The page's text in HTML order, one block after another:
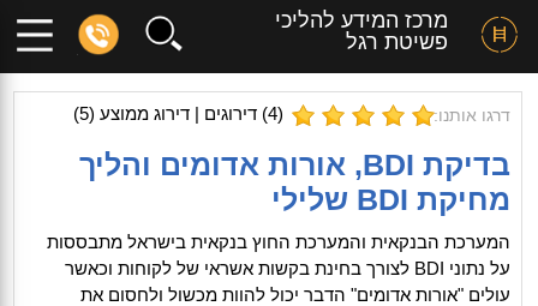
מרכז המידע להליכי
פשיטת רגל
דרגו אותנו: (
4) דירוגים | דירוג ממוצע (5
)
בדיקת BDI, אורות אדומים והליך
מחיקת BDI שלילי
המערכת הבנקאית והמערכת החוץ בנקאית בישראל מתבססות
על נתוני BDI לצורך בחינת בקשות אשראי של לקוחות וכאשר
עולים "אורות אדומים" הדבר יכול להוות מכשול ולחסום את